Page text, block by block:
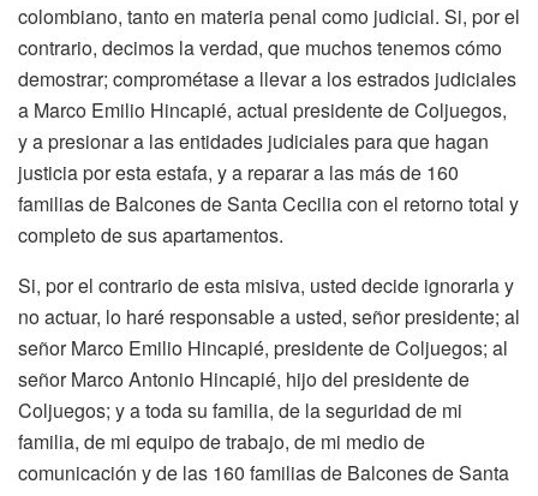
colombiano, tanto en materia penal como judicial. Si, por el
contrario, decimos la verdad, que muchos tenemos cómo
demostrar; comprométase a llevar a los estrados judiciales
a Marco Emilio Hincapié, actual presidente de Coljuegos,
y a presionar a las entidades judiciales para que hagan
justicia por esta estafa, y a reparar a las más de 160
familias de Balcones de Santa Cecilia con el retorno total y
completo de sus apartamentos.
Si, por el contrario de esta misiva, usted decide ignorarla y
no actuar, lo haré responsable a usted, señor presidente; al
señor Marco Emilio Hincapié, presidente de Coljuegos; al
señor Marco Antonio Hincapié, hijo del presidente de
Coljuegos; y a toda su familia, de la seguridad de mi
familia, de mi equipo de trabajo, de mi medio de
comunicación y de las 160 familias de Balcones de Santa